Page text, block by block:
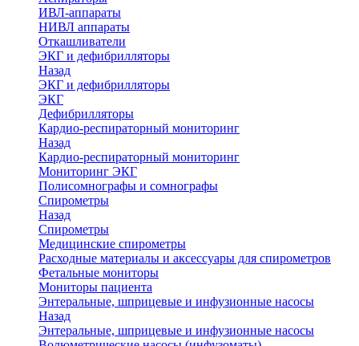
ИВЛ-аппараты
НИВЛ аппараты
Откашливатели
ЭКГ и дефибрилляторы
Назад
ЭКГ и дефибрилляторы
ЭКГ
Дефибрилляторы
Кардио-респираторный мониторинг
Назад
Кардио-респираторный мониторинг
Мониторинг ЭКГ
Полисомнографы и сомнографы
Спирометры
Назад
Спирометры
Медицинские спирометры
Расходные материалы и аксессуары для спирометров
Фетальные мониторы
Мониторы пациента
Энтеральные, шприцевые и инфузионные насосы
Назад
Энтеральные, шприцевые и инфузионные насосы